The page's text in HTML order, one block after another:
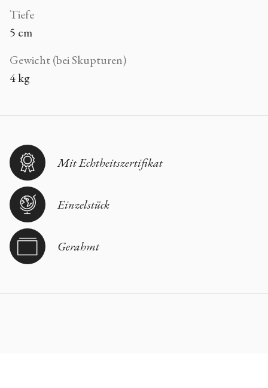
Tiefe
5 cm
Gewicht (bei Skupturen)
4 kg
Mit Echtheitszertifikat
Einzelstück
Gerahmt